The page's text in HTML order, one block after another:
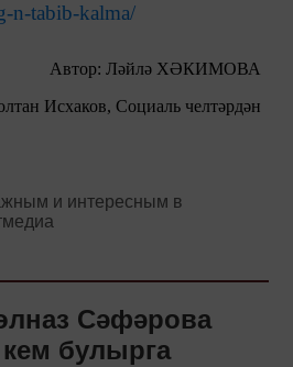
n-tabib-kalma/
Автор: Ләйлә ХӘКИМОВА
Исхаков, Социаль челтәрдән
и интересным в
Сәфәрова
булырга